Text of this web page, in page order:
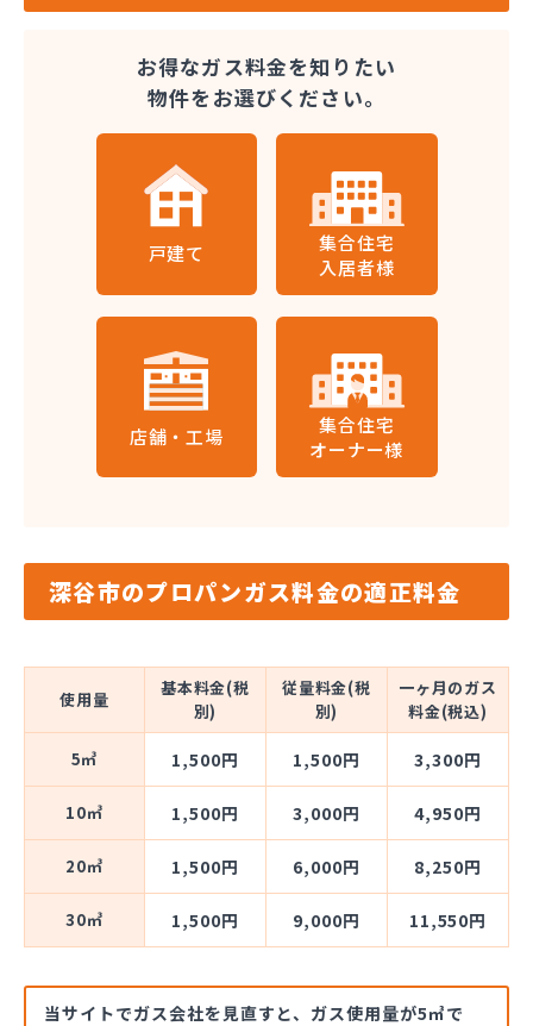
お得なガス料金を知りたい
物件をお選びください。
戸建て
集合住宅
入居者様
店舗・工場
集合住宅
オーナー様
深谷市のプロパンガス料金の適正料金
使用量
基本料金(税
別)
従量料金(税
別)
一ヶ月のガス
料金(税込)
5㎥ 1,500円 1,500円 3,300円
10㎥ 1,500円 3,000円 4,950円
20㎥ 1,500円 6,000円 8,250円
30㎥ 1,500円 9,000円 11,550円
当サイトでガス会社を見直すと、ガス使用量が5㎥で